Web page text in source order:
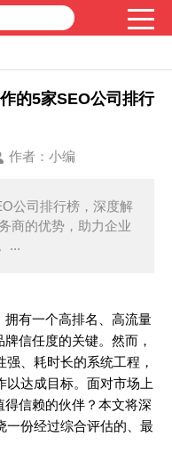
的5家SEO公司排行
作者： 小编
公司排行榜，深度解
商的优势，助力企业
...
有一个高排名、高流量
信任度的关键。然而，
强、耗时长的系统工程，
以达成目标。面对市场上
信赖的伙伴？本文将深
一份经过综合评估的、最